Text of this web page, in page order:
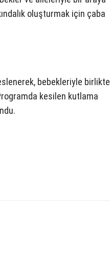
oluşturmak için çaba
bebekleriyle birlikte
kesilen kutlama